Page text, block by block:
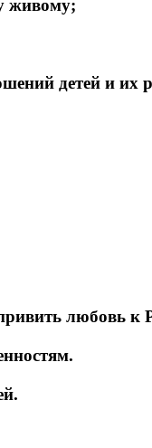
живому;
детей и их
любовь к